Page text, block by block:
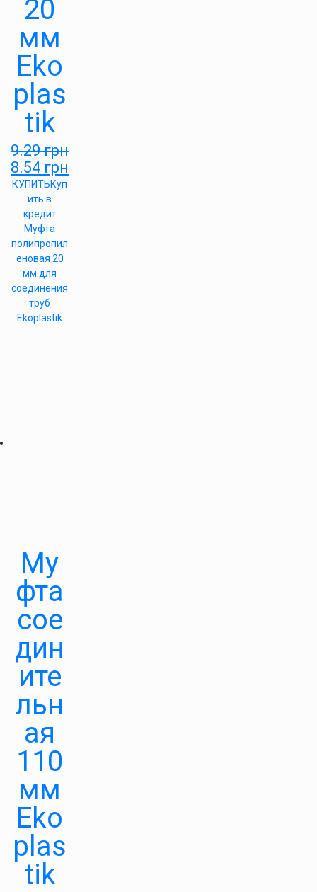
20
мм
Eko
plas
tik
9.29грн
8.54 грн
КУПИТЬКуп
ить в
кредит
Муфта
полипропил
еновая 20
мм для
соединения
труб
Ekoplastik
Му
фта
сое
дин
ите
льн
ая
110
мм
Eko
plas
tik